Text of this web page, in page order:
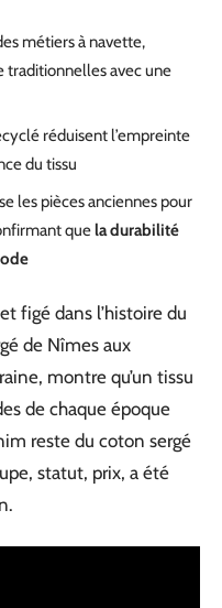
métiers à navette,
traditionnelles avec une
réduisent l’empreinte
du tissu
les pièces anciennes pour
que la durabilité
figé dans l’histoire du
de Nîmes aux
montre qu’un tissu
de chaque époque
reste du coton sergé
statut, prix, a été